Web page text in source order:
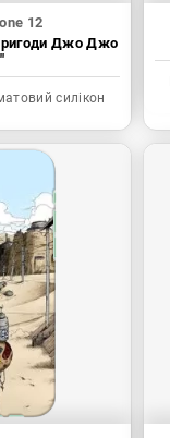
12
Джо Джо
силікон